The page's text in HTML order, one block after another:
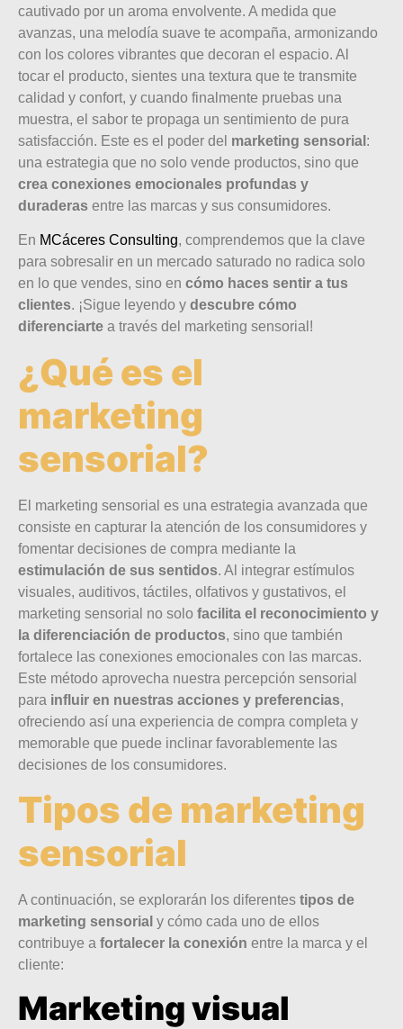
cautivado por un aroma envolvente. A medida que
avanzas, una melodía suave te acompaña, armonizando
con los colores vibrantes que decoran el espacio. Al
tocar el producto, sientes una textura que te transmite
calidad y confort, y cuando finalmente pruebas una
muestra, el sabor te propaga un sentimiento de pura
satisfacción. Este es el poder del marketing sensorial :
una estrategia que no solo vende productos, sino que
crea conexiones emocionales profundas y
duraderas entre las marcas y sus consumidores.
En MCáceres Consulting, comprendemos que la clave
para sobresalir en un mercado saturado no radica solo
en lo que vendes, sino en cómo haces sentir a tus
clientes. ¡Sigue leyendo y descubre cómo
diferenciarte a través del marketing sensorial!
¿Qué es el
marketing
sensorial?
El marketing sensorial es una estrategia avanzada que
consiste en capturar la atención de los consumidores y
fomentar decisiones de compra mediante la
estimulación de sus sentidos. Al integrar estímulos
visuales, auditivos, táctiles, olfativos y gustativos, el
marketing sensorial no solo facilita el reconocimiento y
la diferenciación de productos, sino que también
fortalece las conexiones emocionales con las marcas.
Este método aprovecha nuestra percepción sensorial
para influir en nuestras acciones y preferencias,
ofreciendo así una experiencia de compra completa y
memorable que puede inclinar favorablemente las
decisiones de los consumidores.
Tipos de marketing
sensorial
A continuación, se explorarán los diferentes tipos de
marketing sensorial y cómo cada uno de ellos
contribuye a fortalecer la conexión entre la marca y el
cliente:
Marketing visual